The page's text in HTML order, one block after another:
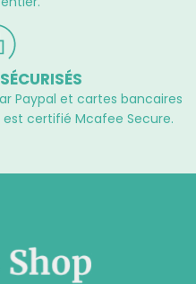
Paypal et cartes bancaires
certifié Mcafee Secure.